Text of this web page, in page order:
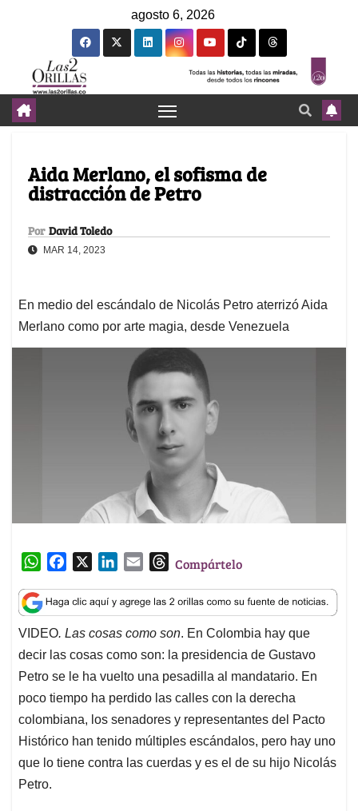
agosto 6, 2026
Aida Merlano, el sofisma de
distracción de Petro
Por David Toledo
MAR 14, 2023
En medio del escándalo de Nicolás Petro aterrizó Aida
Merlano como por arte magia, desde Venezuela
W
a
t
s
A
p
p
c
e
b
o
o
k
n
k
e
d
I
n
a
i
l
T
r
e
a
d
s
Compártelo
VIDEO. Las cosas como son. En Colombia hay que
decir las cosas como son: la presidencia de Gustavo
Petro se le ha vuelto una pesadilla al mandatario. En
poco tiempo ha perdido las calles con la derecha
colombiana, los senadores y representantes del Pacto
Histórico han tenido múltiples escándalos, pero hay uno
que lo tiene contra las cuerdas y es el de su hijo Nicolás
Petro.